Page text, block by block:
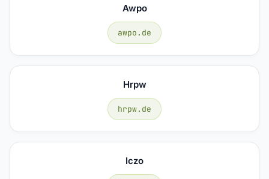
Awpo
awpo.de
Hrpw
hrpw.de
Iczo